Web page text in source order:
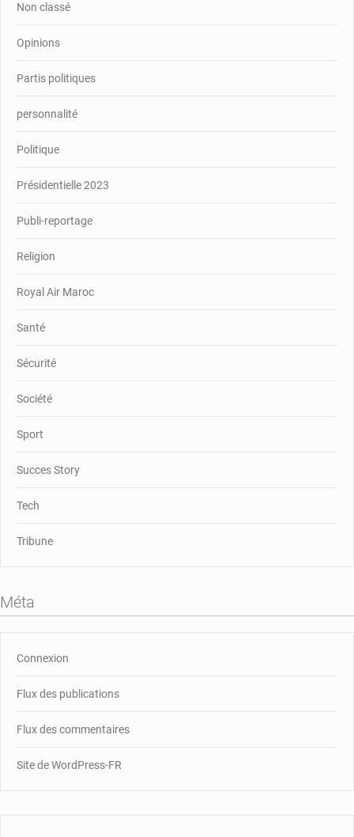
Non classé
Opinions
Partis politiques
personnalité
Politique
Présidentielle 2023
Publi-reportage
Religion
Royal Air Maroc
Santé
Sécurité
Société
Sport
Succes Story
Tech
Tribune
Méta
Connexion
Flux des publications
Flux des commentaires
Site de WordPress-FR